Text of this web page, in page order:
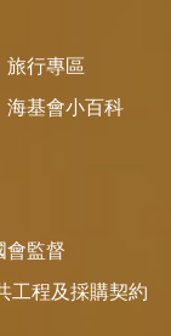
旅行專區
海基會小百科
會監督
工程及採購契約